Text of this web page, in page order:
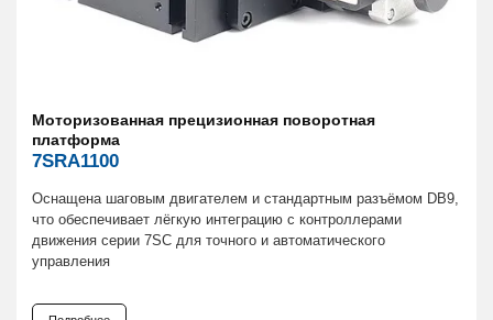
Моторизованная прецизионная поворотная
платформа
7SRA1100
Оснащена шаговым двигателем и стандартным разъёмом DB9,
что обеспечивает лёгкую интеграцию с контроллерами
движения серии 7SC для точного и автоматического
управления